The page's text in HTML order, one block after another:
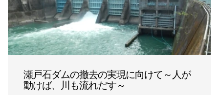
瀬戸石ダムの撤去の実現に向けて～人が
動けば、川も流れだす～